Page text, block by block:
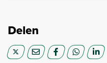
Delen